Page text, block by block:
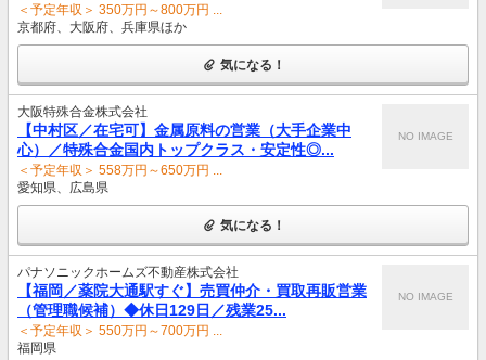
＜予定年収＞ 350万円～800万円 ...
京都府、大阪府、兵庫県ほか
気になる！
大阪特殊合金株式会社
【中村区／在宅可】金属原料の営業（大手企業中
心）／特殊合金国内トップクラス・安定性◎...
＜予定年収＞ 558万円～650万円 ...
愛知県、広島県
NO IMAGE
気になる！
パナソニックホームズ不動産株式会社
【福岡／薬院大通駅すぐ】売買仲介・買取再販営業
（管理職候補）◆休日129日／残業25...
＜予定年収＞ 550万円～700万円 ...
福岡県
NO IMAGE